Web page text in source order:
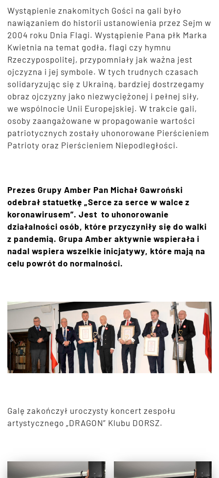
Wystąpienie znakomitych Gości na gali było
nawiązaniem do historii ustanowienia przez Sejm w
2004 roku Dnia Flagi. Wystąpienie Pana płk Marka
Kwietnia na temat godła, flagi czy hymnu
Rzeczypospolitej, przypomniały jak ważna jest
ojczyzna i jej symbole. W tych trudnych czasach
solidaryzując się z Ukrainą, bardziej dostrzegamy
obraz ojczyzny jako niezwyciężonej i pełnej siły,
we wspólnocie Unii Europejskiej. W trakcie gali,
osoby zaangażowane w propagowanie wartości
patriotycznych zostały uhonorowane Pierścieniem
Patrioty oraz Pierścieniem Niepodległości.
Prezes Grupy Amber Pan Michał Gawroński
odebrał statuetkę „Serce za serce w walce z
koronawirusem”. Jest to uhonorowanie
działalności osób, które przyczyniły się do walki
z pandemią. Grupa Amber aktywnie wspierała i
nadal wspiera wszelkie inicjatywy, które mają na
celu powrót do normalności.
Galę zakończył uroczysty koncert zespołu
artystycznego „DRAGON” Klubu DORSZ.